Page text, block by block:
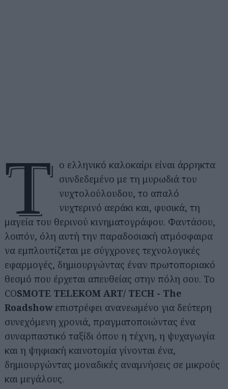
Τ
ο ελληνικό καλοκαίρι είναι άρρηκτα
συνδεδεμένο με τη μυρωδιά του
νυχτολούλουδου, το απαλό
νυχτερινό αεράκι και, φυσικά, τη
μαγεία του θερινού κινηματογράφου. Φαντάσου,
λοιπόν, όλη αυτή την παραδοσιακή ατμόσφαιρα
να εμπλουτίζεται με σύγχρονες τεχνολογικές
εφαρμογές, δημιουργώντας έναν πρωτοποριακό
θεσμό που έρχεται απευθείας στην πόλη σου. Το
COSMOTE TELEKOM ART/ TECH - The
Roadshowεπιστρέφει ανανεωμένο για δεύτερη
συνεχόμενη χρονιά, πραγματοποιώντας ένα
συναρπαστικό ταξίδι όπου η τέχνη, η ψυχαγωγία
και η ψηφιακή καινοτομία γίνονται ένα,
δημιουργώντας μοναδικές αναμνήσεις σε μικρούς
και μεγάλους.